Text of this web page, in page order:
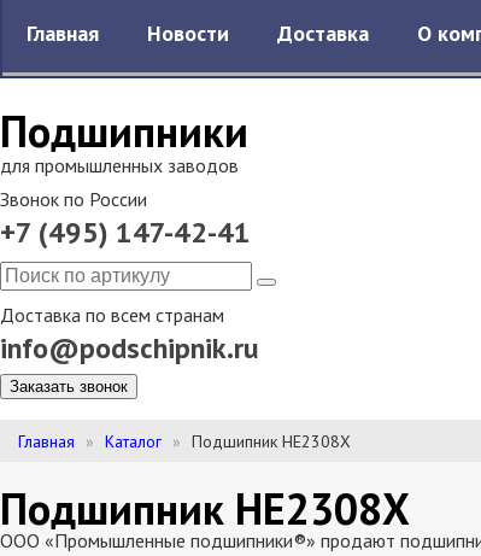
Подшипники
для промышленных заводов
Звонок по России
+7 (495) 147-42-41
Доставка по всем странам
info@podschipnik.ru
Заказать звонок
Главная Новости Доставка О
Главная Каталог Подшипник HE2308X
Подшипник HE2308X
ООО «Промышленные подшипники®» продают